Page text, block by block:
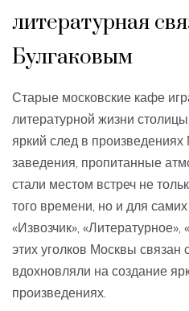
литературная
Булгаковым
Старые московские кафе
литературной жизни
яркий след в
заведения, пропитанные
стали местом встреч не
того времени, но и для
«Извозчик»,
этих уголков Москвы связан
вдохновляли на создание
произведениях.